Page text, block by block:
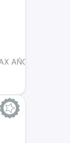
AÑO 2023